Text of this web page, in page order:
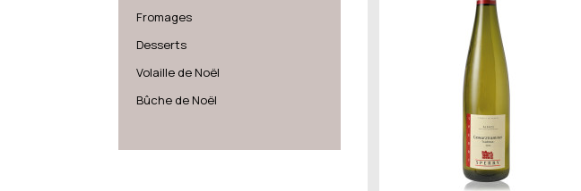
Fromages
Desserts
Volaille de Noël
Bûche de Noël